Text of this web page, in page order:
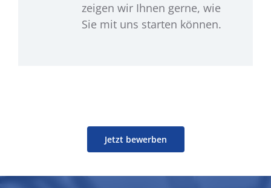
zeigen wir Ihnen gerne, wie
Sie mit uns starten können.
Jetzt bewerben